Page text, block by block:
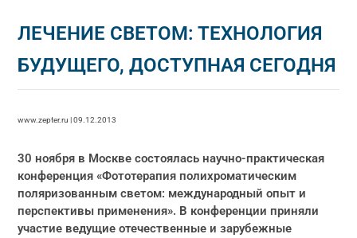
ЛЕЧЕНИЕ СВЕТОМ: ТЕХНОЛОГИЯ
БУДУЩЕГО, ДОСТУПНАЯ СЕГОДНЯ
www.zepter.ru | 09.12.2013
30 ноября в Москве состоялась научно-практическая
конференция «Фототерапия полихроматическим
поляризованным светом: международный опыт и
перспективы применения». В конференции приняли
участие ведущие отечественные и зарубежные